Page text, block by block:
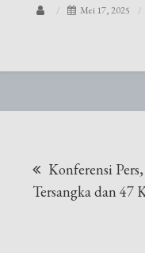
Mei 17, 2025
pos
Konferensi
Tersangka dan 47